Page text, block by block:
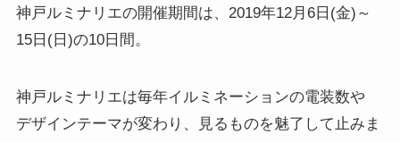
神戸ルミナリエの開催期間は、2019年12月6日(金)～
15日(日)の10日間。
神戸ルミナリエは毎年イルミネーションの電装数や
デザインテーマが変わり、見るものを魅了して止みま